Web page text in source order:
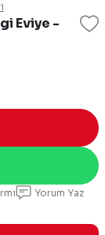
Eviye -
Yorum Yaz